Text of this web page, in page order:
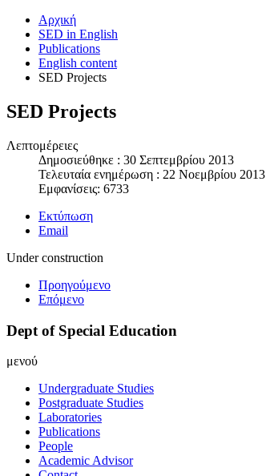
Αρχική
SED in English
Publications
English content
SED Projects
SED Projects
Λεπτομέρειες
Δημοσιεύθηκε : 30 Σεπτεμβρίου 2013
Τελευταία ενημέρωση : 22 Νοεμβρίου 2013
Εμφανίσεις: 6733
Εκτύπωση
Email
Under construction
Προηγούμενο
Επόμενο
Dept of Special Education
μενού
Undergraduate Studies
Postgraduate Studies
Laboratories
Publications
People
Academic Advisor